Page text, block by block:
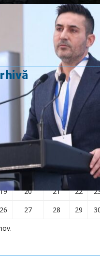
decembrie 2022
Ma Mi
8 9
20 21 22
26
27 28 29